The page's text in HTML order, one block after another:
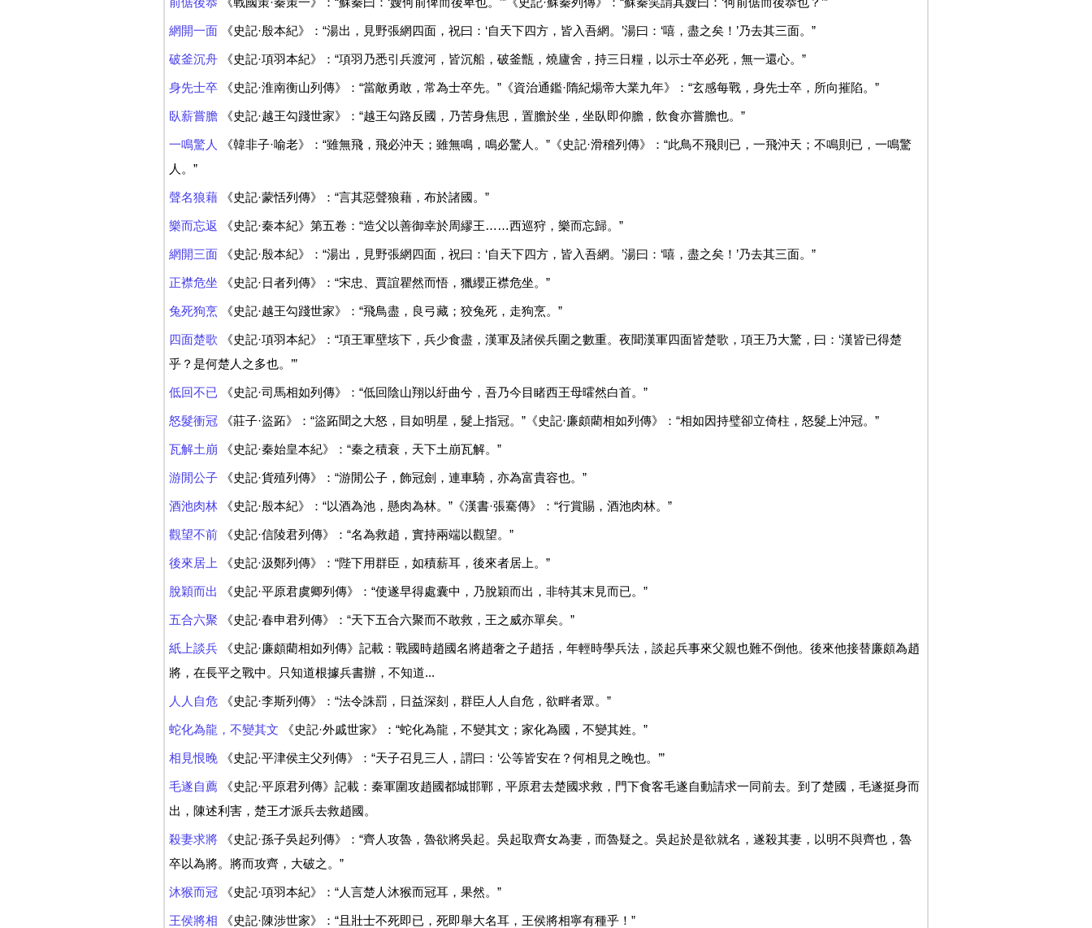
網開一面《史記·殷本紀》：“湯出，見野張網四面，祝曰：‘自天下四方，皆入吾網。’湯曰：‘嘻，盡之矣！’乃去其三面。”
破釜沉舟《史記·項羽本紀》：“項羽乃悉引兵渡河，皆沉船，破釜甑，燒廬舍，持三日糧，以示士卒必死，無一還心。”
身先士卒《史記·淮南衡山列傳》：“當敵勇敢，常為士卒先。”《資治通鑑·隋紀煬帝大業九年》：“玄感每戰，身先士卒，所向摧陷。”
臥薪嘗膽《史記·越王勾踐世家》：“越王勾路反國，乃苦身焦思，置膽於坐，坐臥即仰膽，飲食亦嘗膽也。”
一鳴驚人
《韓非子·喻老》：“雖無飛，飛必沖天；雖無鳴，鳴必驚人。”《史記·滑稽列傳》：“此鳥不飛則已，一飛沖天；不鳴則已，一鳴驚
人。”
聲名狼藉《史記·蒙恬列傳》：“言其惡聲狼藉，布於諸國。”
樂而忘返 《史記·秦本紀》第五卷：“造父以善御幸於周繆王……西巡狩，樂而忘歸。”
網開三面《史記·殷本紀》：“湯出，見野張網四面，祝曰：‘自天下四方，皆入吾網。’湯曰：‘嘻，盡之矣！’乃去其三面。”
正襟危坐 《史記·日者列傳》：“宋忠、賈誼瞿然而悟，獵纓正襟危坐。”
兔死狗烹《史記·越王勾踐世家》：“飛鳥盡，良弓藏；狡兔死，走狗烹。”
四面楚歌 《史記·項羽本紀》：“項王軍壁垓下，兵少食盡，漢軍及諸侯兵圍之數重。夜聞漢軍四面皆楚歌，項王乃大驚，曰：‘漢皆已得楚
乎？是何楚人之多也。’”
低回不已 《史記·司馬相如列傳》：“低回陰山翔以紆曲兮，吾乃今目睹西王母曤然白首。”
怒髮衝冠《莊子·盜跖》：“盜跖聞之大怒，目如明星，髮上指冠。”《史記·廉頗藺相如列傳》：“相如因持璧卻立倚柱，怒髮上沖冠。”
瓦解土崩 《史記·秦始皇本紀》：“秦之積衰，天下土崩瓦解。”
游閒公子《史記·貨殖列傳》：“游閒公子，飾冠劍，連車騎，亦為富貴容也。”
酒池肉林《史記·殷本紀》：“以酒為池，懸肉為林。”《漢書·張騫傳》：“行賞賜，酒池肉林。”
觀望不前《史記·信陵君列傳》：“名為救趙，實持兩端以觀望。”
後來居上 《史記·汲鄭列傳》：“陛下用群臣，如積薪耳，後來者居上。”
脫穎而出 《史記·平原君虞卿列傳》：“使遂早得處囊中，乃脫穎而出，非特其末見而已。”
五合六聚 《史記·春申君列傳》：“天下五合六聚而不敢救，王之威亦單矣。”
紙上談兵《史記·廉頗藺相如列傳》記載：戰國時趙國名將趙奢之子趙括，年輕時學兵法，談起兵事來父親也難不倒他。後來他接替廉頗為趙
將，在長平之戰中。只知道根據兵書辦，不知道...
人人自危《史記·李斯列傳》：“法令誅罰，日益深刻，群臣人人自危，欲畔者眾。”
蛇化為龍，不變其文 《史記·外戚世家》：“蛇化為龍，不變其文；家化為國，不變其姓。”
相見恨晚《史記·平津侯主父列傳》：“天子召見三人，謂曰：‘公等皆安在？何相見之晚也。’”
毛遂自薦 《史記·平原君列傳》記載：秦軍圍攻趙國都城邯鄲，平原君去楚國求救，門下食客毛遂自動請求一同前去。到了楚國，毛遂挺身而
出，陳述利害，楚王才派兵去救趙國。
殺妻求將《史記·孫子吳起列傳》：“齊人攻魯，魯欲將吳起。吳起取齊女為妻，而魯疑之。吳起於是欲就名，遂殺其妻，以明不與齊也，魯
卒以為將。將而攻齊，大破之。”
沐猴而冠《史記·項羽本紀》：“人言楚人沐猴而冠耳，果然。”
王侯將相 《史記·陳涉世家》：“且壯士不死即已，死即舉大名耳，王侯將相寧有種乎！”